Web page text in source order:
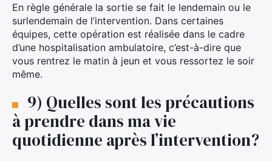
En règle générale la sortie se fait le lendemain ou le
surlendemain de l’intervention. Dans certaines
équipes, cette opération est réalisée dans le cadre
d’une hospitalisation ambulatoire, c’est-à-dire que
vous rentrez le matin à jeun et vous ressortez le soir
même.
9) Quelles sont les précautions
à prendre dans ma vie
quotidienne après l’intervention?